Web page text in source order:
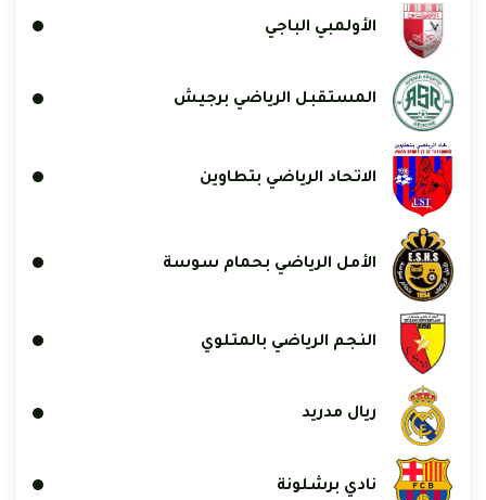
الأولمبي الباجي
المستقبل الرياضي برجيش
الاتحاد الرياضي بتطاوين
الأمل الرياضي بحمام سوسة
النجم الرياضي بالمتلوي
ريال مدريد
نادي برشلونة